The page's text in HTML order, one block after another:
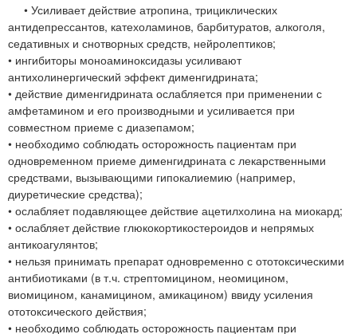
• Усиливает действие атропина, трициклических
антидепрессантов, катехоламинов, барбитуратов, алкоголя,
седативных и снотворных средств, нейролептиков;
• ингибиторы моноаминоксидазы усиливают
антихолинергический эффект дименгидрината;
• действие дименгидрината ослабляется при применении с
амфетамином и его производными и усиливается при
совместном приеме с диазепамом;
• необходимо соблюдать осторожность пациентам при
одновременном приеме дименгидрината с лекарственными
средствами, вызывающими гипокалиемию (например,
диуретические средства);
• ослабляет подавляющее действие ацетилхолина на миокард;
• ослабляет действие глюкокортикостероидов и непрямых
антикоагулянтов;
• нельзя принимать препарат одновременно с ототоксическими
антибиотиками (в т.ч. стрептомицином, неомицином,
виомицином, канамицином, амикацином) ввиду усиления
ототоксического действия;
• необходимо соблюдать осторожность пациентам при